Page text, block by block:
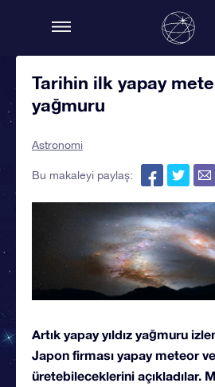
Tarihin ilk yapay
yağmuru
Astronomi
Bu makaleyi paylaş:
Artık yapay yıldız yağmuru
Japon firması yapay meteor
üretebileceklerini açıkladılar.